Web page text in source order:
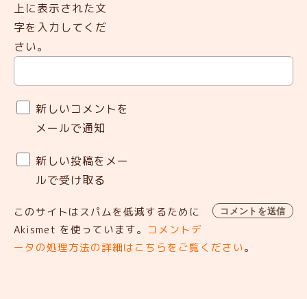
上に表示された文
字を入力してくだ
さい。
新しいコメントを
メールで通知
新しい投稿をメー
ルで受け取る
このサイトはスパムを低減するために
Akismet を使っています。 コメントデ
ータの処理方法の詳細はこちらをご覧ください。